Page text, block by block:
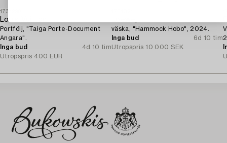
1731298
Louis Vuitton
Portfölj, "Taiga Porte-Document
Angara".
Inga bud
4d 10 tim
Utropspris 400 EUR
väska, "Hammock Hobo", 2024.
Inga bud
6d 10 tim
Utropspris 10 000 SEK